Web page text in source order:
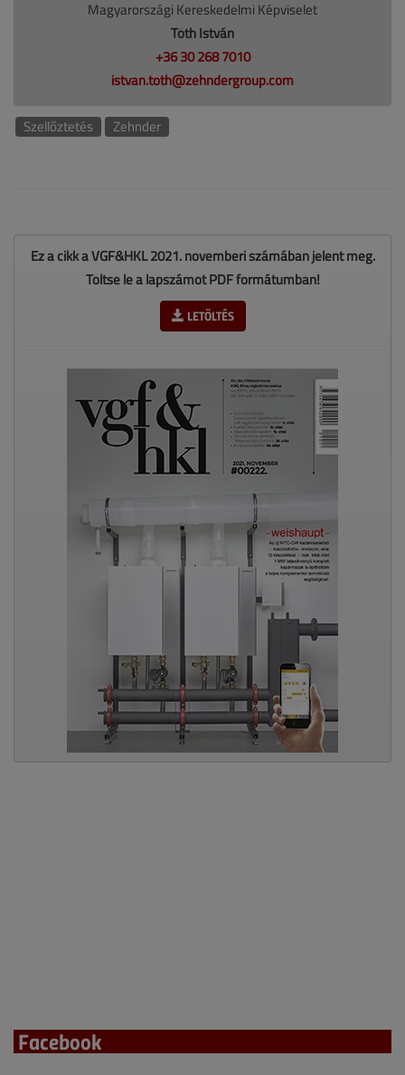
Magyarországi Kereskedelmi Képviselet
Tóth István
+36 30 268 7010
istvan.toth@zehndergroup.com
Szellőztetés Zehnder
Ez a cikk a VGF&HKL 2021. novemberi számában jelent meg.
Töltse le a lapszámot PDF formátumban!
LETÖLTÉS
Facebook